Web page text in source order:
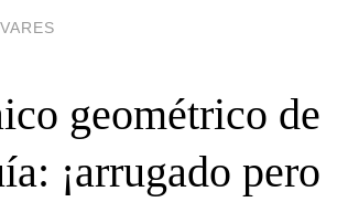
geométrico de
¡arrugado pero